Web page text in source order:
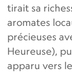
tirait sa
aromates
précieuses
Heureuse),
apparu vers